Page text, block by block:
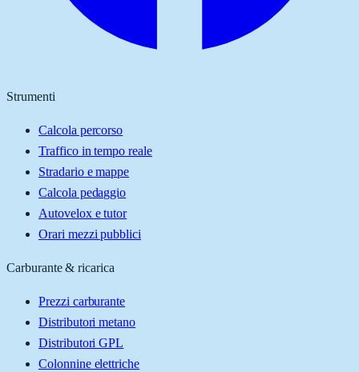
Strumenti
Calcola percorso
Traffico in tempo reale
Stradario e mappe
Calcola pedaggio
Autovelox e tutor
Orari mezzi pubblici
Carburante & ricarica
Prezzi carburante
Distributori metano
Distributori GPL
Colonnine elettriche